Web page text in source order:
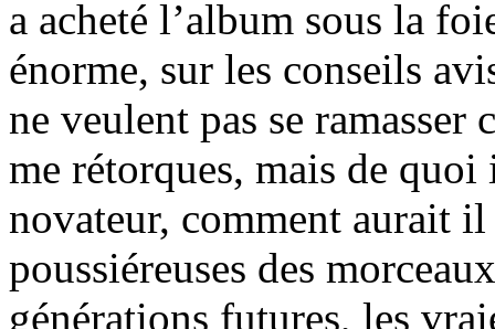
a acheté l’album sous la
énorme, sur les conseils
ne veulent pas se
me rétorques, mais de
novateur, comment aurait
poussiéreuses des
générations futures, les